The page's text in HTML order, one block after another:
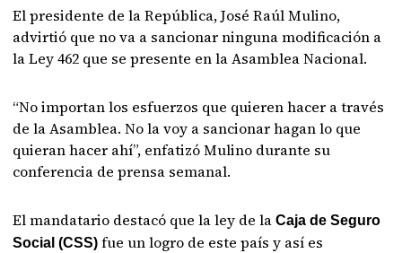
El presidente de la República, José Raúl Mulino,
advirtió que no va a sancionar ninguna modificación a
la Ley 462 que se presente en la Asamblea Nacional.
“No importan los esfuerzos que quieren hacer a través
de la Asamblea. No la voy a sancionar hagan lo que
quieran hacer ahí”, enfatizó Mulino durante su
conferencia de prensa semanal.
El mandatario destacó que la ley de laCaja de Seguro
Social (CSS)fue un logro de este país y así es